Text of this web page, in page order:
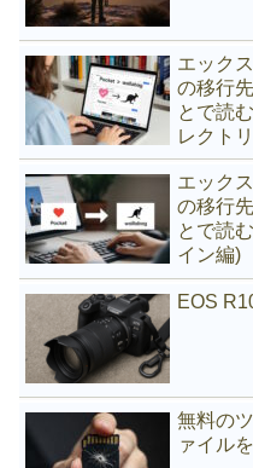
エック
の移行
とで読
レクト
エック
の移行
とで読
イン編)
EOS
無料の
ァイル